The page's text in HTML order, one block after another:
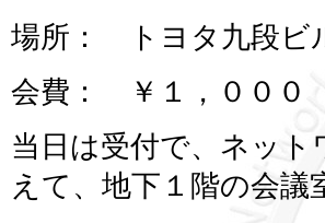
場所： トヨタ九段
会費： ￥１，０００
当日は受付で、ネッ
えて、地下１階の会